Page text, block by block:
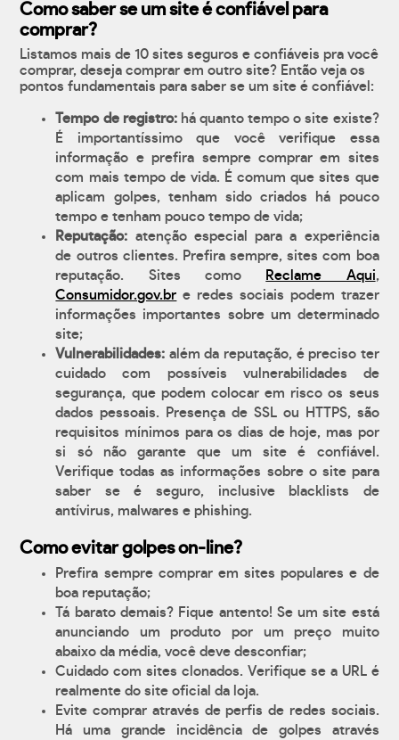
Como saber se um site é confiável para
comprar?
Listamos mais de 10 sites seguros e confiáveis pra você
comprar, deseja comprar em outro site? Então veja os
pontos fundamentais para saber se um site é confiável:
Tempo de registro:há quanto tempo o site existe?
É importantíssimo que você verifique essa
informação e prefira sempre comprar em sites
com mais tempo de vida. É comum que sites que
aplicam golpes, tenham sido criados há pouco
tempo e tenham pouco tempo de vida;
Reputação: atenção especial para a experiência
de outros clientes. Prefira sempre, sites com boa
reputação. Sites como
Reclame Aqui,
Consumidor.gov.br e redes sociais podem trazer
informações importantes sobre um determinado
site;
Vulnerabilidades: além da reputação, é preciso ter
cuidado com possíveis vulnerabilidades de
segurança, que podem colocar em risco os seus
dados pessoais. Presença de SSL ou HTTPS, são
requisitos mínimos para os dias de hoje, mas por
si só não garante que um site é confiável.
Verifique todas as informações sobre o site para
saber se é seguro, inclusive blacklists de
antívirus, malwares e phishing.
Como evitar golpes on-line?
Prefira sempre comprar em sites populares e de
boa reputação;
Tá barato demais? Fique antento! Se um site está
anunciando um produto por um preço muito
abaixo da média, você deve desconfiar;
Cuidado com sites clonados. Verifique se a URL é
realmente do site oficial da loja.
Evite comprar através de perfis de redes sociais.
Há uma grande incidência de golpes através